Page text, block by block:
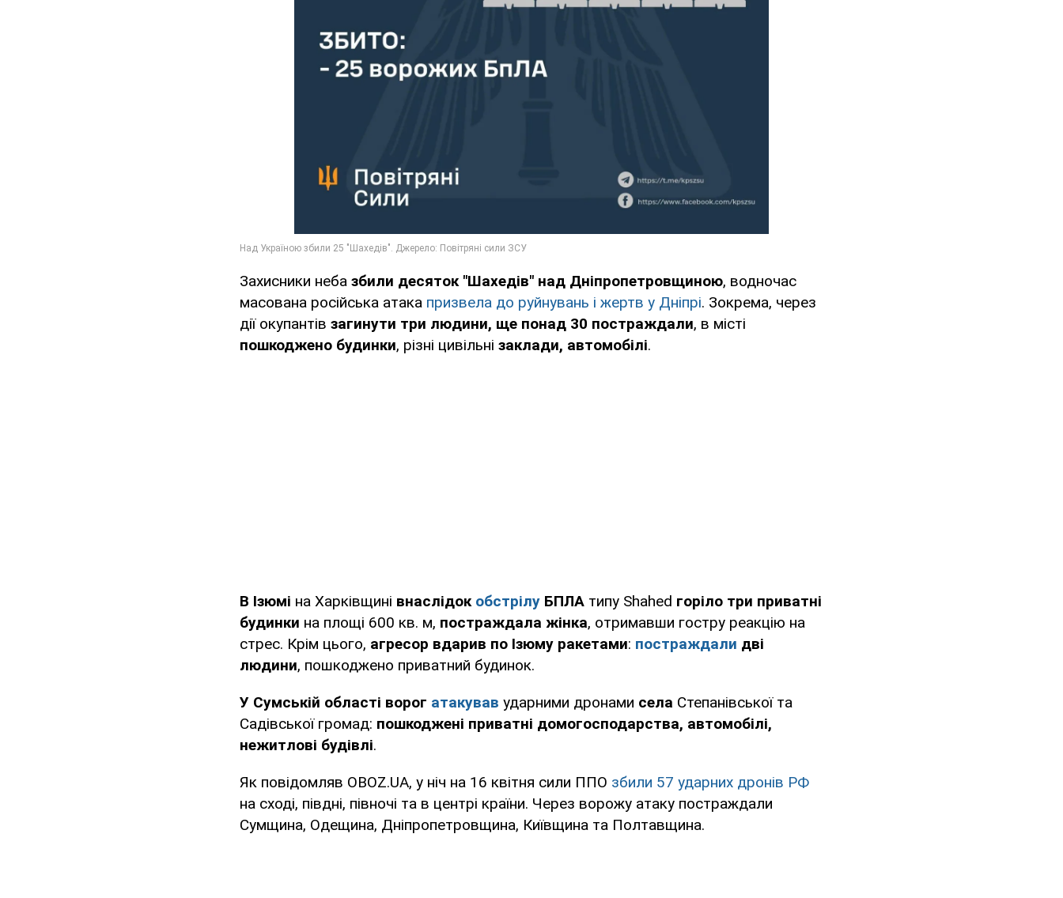
Захисники неба збили десяток "Шахедів" над Дніпропетровщиною, водночас
масована російська атака призвела до руйнувань і жертв у Дніпрі. Зокрема, через
дії окупантів загинути три людини, ще понад 30 постраждали, в місті
пошкоджено будинки, різні цивільні заклади, автомобілі.
В Ізюмі на Харківщині внаслідок обстрілу БПЛА типу Shahed горіло три приватні
будинки на площі 600 кв. м, постраждала жінка, отримавши гостру реакцію на
стрес. Крім цього, агресор вдарив по Ізюму ракетами: постраждали дві
людини, пошкоджено приватний будинок.
У Сумській області ворог атакував ударними дронами села Степанівської та
Садівської громад: пошкоджені приватні домогосподарства, автомобілі,
нежитлові будівлі.
Як повідомляв OBOZ.UA, у ніч на 16 квітня сили ППО збили 57 ударних дронів РФ
на сході, півдні, півночі та в центрі країни. Через ворожу атаку постраждали
Сумщина, Одещина, Дніпропетровщина, Київщина та Полтавщина.